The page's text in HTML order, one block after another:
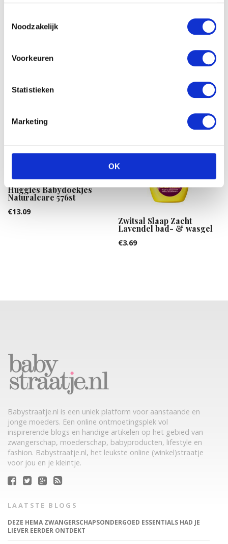
Noodzakelijk
Voorkeuren
Statistieken
Marketing
OK
42ST
Huggies Babydoekjes
Naturalcare 576st
€13.09
Zwitsal Slaap Zacht
Lavendel bad- & wasgel
€3.69
Babystraatje.nl is een uniek platform voor aanstaande en
jonge moeders. Een online ontmoetingsplek vol
inspirerende blogs en handige artikelen op het gebied van
zwangerschap, moederschap, babyproducten, lifestyle en
fashion. Babystraatje.nl, het leukste online (winkel)straatje
voor jou en je kleintje.
LAATSTE BLOGS
DEZE HEMA ZWANGERSCHAPSONDERGOED ESSENTIALS HAD JE
LIEVER EERDER ONTDEKT